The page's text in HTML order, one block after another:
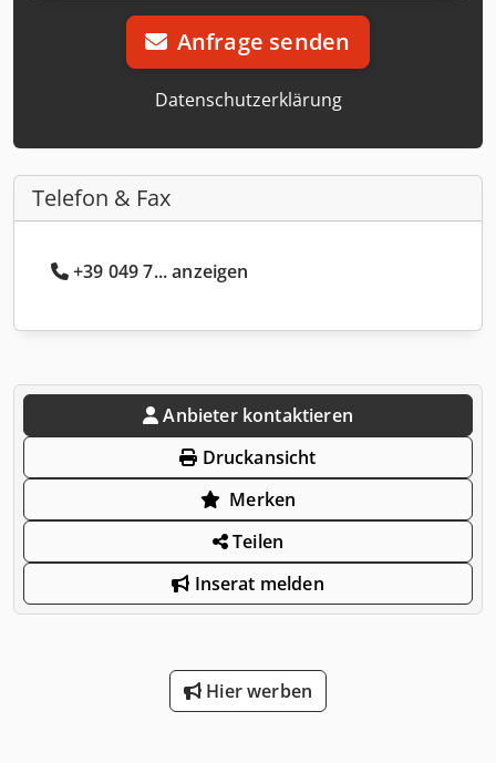
Anfrage senden
Datenschutzerklärung
Telefon & Fax
+39 049 7... anzeigen
Anbieter kontaktieren
Druckansicht
Merken
Teilen
Inserat melden
Hier werben